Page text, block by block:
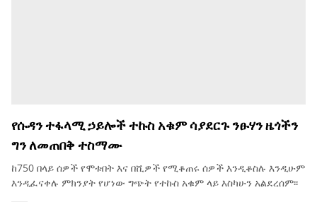
የሱዳን ተፋላሚ ኃይሎች ተኩስ አቁም ሳያደርጉ ንፁሃን ዜጎችን
ግን ለመጠበቅ ተስማሙ
ከ750 በላይ ሰዎች የሞቱበት እና በሺዎች የሚቆጠሩ ሰዎች እንዲቆስሉ እንዲሁም
እንዲፈናቀሉ ምክንያት የሆነው ግጭት የተኩስ አቁም ላይ እስካሁን አልደረሰም፡፡